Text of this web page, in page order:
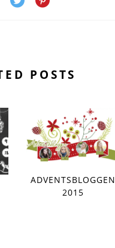
POSTS
ADVENTSBLOGGEN
2015